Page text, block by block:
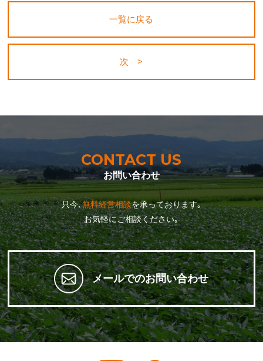
一覧に戻る
次 >
CONTACT US
お問い合わせ
只今､無料経営相談を承っております｡
お気軽にご相談ください｡
メールでのお問い合わせ